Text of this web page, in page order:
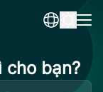
bạn?